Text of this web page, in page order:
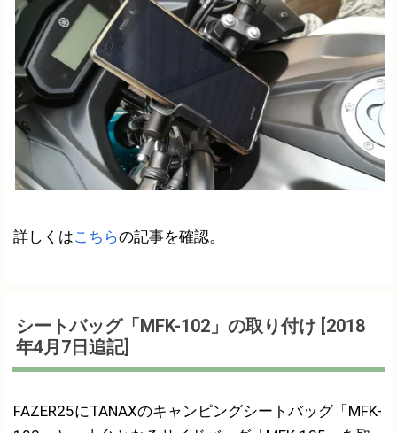
詳しくはこちらの記事を確認。
シートバッグ「MFK-102」の取り付け [2018
年4月7日追記]
FAZER25にTANAXのキャンピングシートバッグ「MFK-